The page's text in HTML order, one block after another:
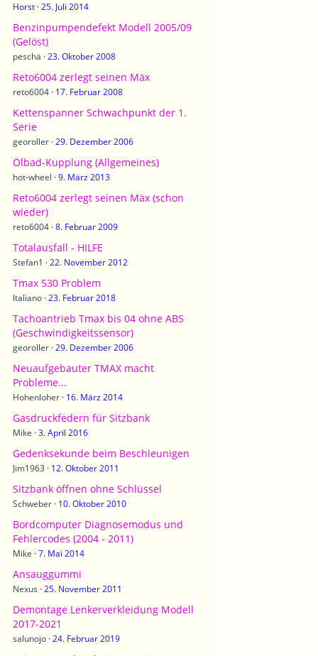
Horst 25. Juli 2014
Benzinpumpendefekt Modell 2005/09
(Gelöst)
peschä 23. Oktober 2008
Reto6004 zerlegt seinen Mäx
reto6004 17. Februar 2008
Kettenspanner Schwachpunkt der 1.
Serie
georoller 29. Dezember 2006
Ölbad-Kupplung (Allgemeines)
hot-wheel 9. März 2013
Reto6004 zerlegt seinen Mäx (schon
wieder)
reto6004 8. Februar 2009
Totalausfall - HILFE
Stefan1 22. November 2012
Tmax 530 Problem
Italiano 23. Februar 2018
Tachoantrieb Tmax bis 04 ohne ABS
(Geschwindigkeitssensor)
georoller 29. Dezember 2006
Neuaufgebauter TMAX macht
Probleme...
Hohenloher 16. März 2014
Gasdruckfedern für Sitzbank
Mike 3. April 2016
Gedenksekunde beim Beschleunigen
Jim1963 12. Oktober 2011
Sitzbank öffnen ohne Schlüssel
Schweber 10. Oktober 2010
Bordcomputer Diagnosemodus und
Fehlercodes (2004 - 2011)
Mike 7. Mai 2014
Ansauggummi
Nexus 25. November 2011
Demontage Lenkerverkleidung Modell
2017-2021
salunojo 24. Februar 2019